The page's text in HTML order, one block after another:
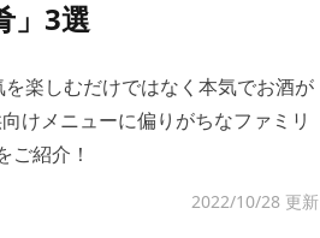
」3選
楽しむだけではなく本気でお酒が
けメニューに偏りがちなファミリ
ご紹介！
2022/10/28 更新